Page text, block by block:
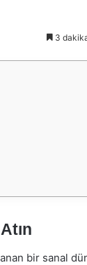
3
bir sanal